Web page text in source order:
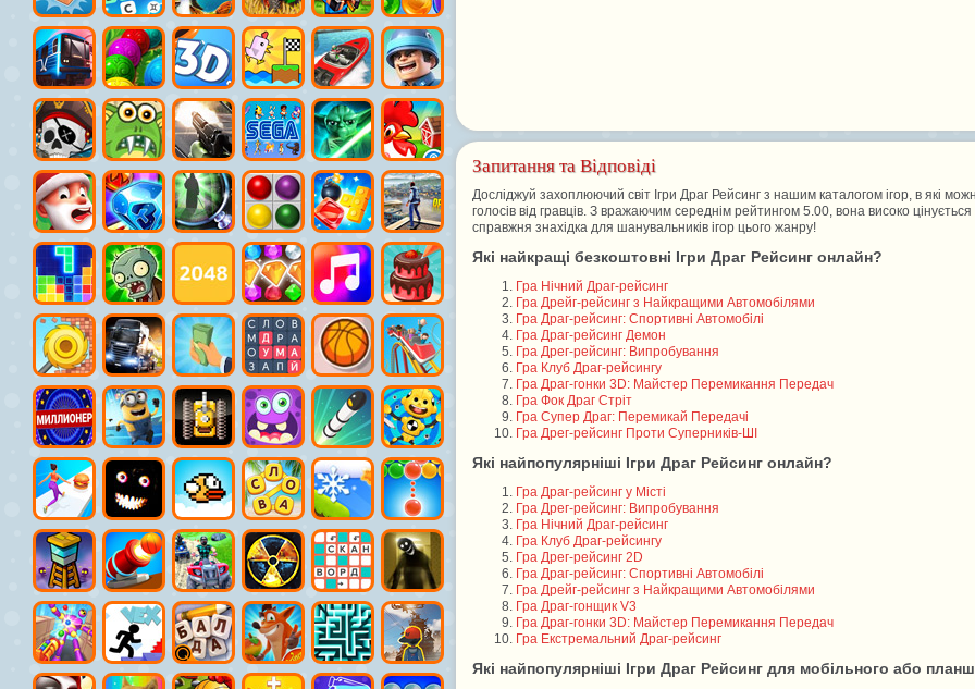
Запитання та Відповіді
Досліджуй захоплюючий світ Ігри Драг Рейсинг з нашим каталогом ігор, в які
голосів від гравців. З вражаючим середнім рейтингом 5.00, вона високо
справжня знахідка для шанувальників ігор цього жанру!
Які найкращі безкоштовні Ігри Драг Рейсинг онлайн?
Гра Нічний Драг-рейсинг
Гра Дрейг-рейсинг з Найкращими Автомобілями
Гра Драг-рейсинг: Спортивні Автомобілі
Гра Драг-рейсинг Демон
Гра Дрег-рейсинг: Випробування
Гра Клуб Драг-рейсингу
Гра Драг-гонки 3D: Майстер Перемикання Передач
Гра Фок Драг Стріт
Гра Супер Драг: Перемикай Передачі
Гра Дрег-рейсинг Проти Суперників-ШІ
Які найпопулярніші Ігри Драг Рейсинг онлайн?
Гра Драг-рейсинг у Місті
Гра Дрег-рейсинг: Випробування
Гра Нічний Драг-рейсинг
Гра Клуб Драг-рейсингу
Гра Дрег-рейсинг 2D
Гра Драг-рейсинг: Спортивні Автомобілі
Гра Дрейг-рейсинг з Найкращими Автомобілями
Гра Драг-гонщик V3
Гра Драг-гонки 3D: Майстер Перемикання Передач
Гра Екстремальний Драг-рейсинг
Які найпопулярніші Ігри Драг Рейсинг для мобільного або